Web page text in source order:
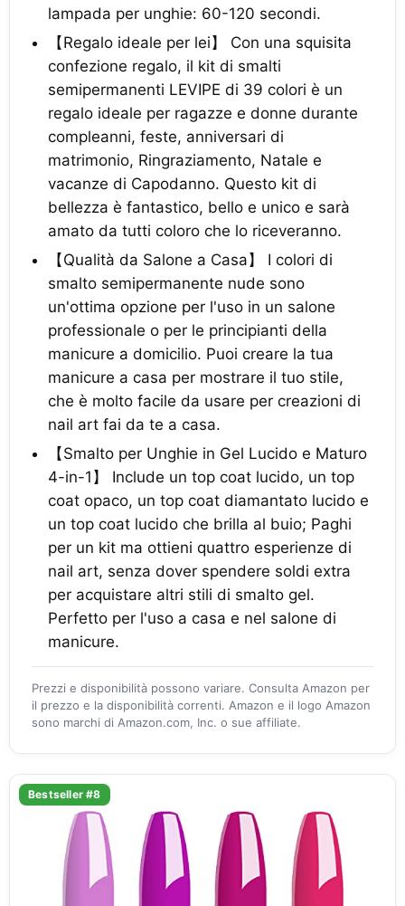
lampada per unghie: 60-120 secondi.
【Regalo ideale per lei】 Con una squisita
confezione regalo, il kit di smalti
semipermanenti LEVIPE di 39 colori è un
regalo ideale per ragazze e donne durante
compleanni, feste, anniversari di
matrimonio, Ringraziamento, Natale e
vacanze di Capodanno. Questo kit di
bellezza è fantastico, bello e unico e sarà
amato da tutti coloro che lo riceveranno.
【Qualità da Salone a Casa】 I colori di
smalto semipermanente nude sono
un'ottima opzione per l'uso in un salone
professionale o per le principianti della
manicure a domicilio. Puoi creare la tua
manicure a casa per mostrare il tuo stile,
che è molto facile da usare per creazioni di
nail art fai da te a casa.
【Smalto per Unghie in Gel Lucido e Maturo
4-in-1】 Include un top coat lucido, un top
coat opaco, un top coat diamantato lucido e
un top coat lucido che brilla al buio; Paghi
per un kit ma ottieni quattro esperienze di
nail art, senza dover spendere soldi extra
per acquistare altri stili di smalto gel.
Perfetto per l'uso a casa e nel salone di
manicure.
Prezzi e disponibilità possono variare. Consulta Amazon per
il prezzo e la disponibilità correnti. Amazon e il logo Amazon
sono marchi di Amazon.com, Inc. o sue affiliate.
Bestseller #8